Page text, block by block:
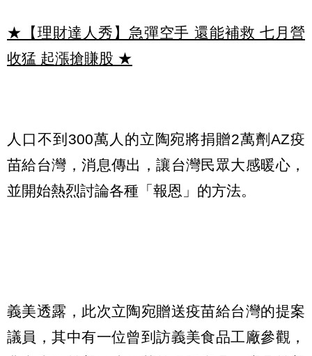
★【理財達人秀】急彈空手 還能補救 七月營
收猛 起漲搶賺股 ★
人口不到300萬人的立陶宛將捐贈2萬劑AZ疫
苗給台灣，消息傳出，讓台灣民眾大感暖心，
並開始熱烈討論各種「報恩」的方法。
義美透露，此次立陶宛贈送疫苗給台灣的提案
議員，其中有一位曾到訪義美食品工廠參觀，